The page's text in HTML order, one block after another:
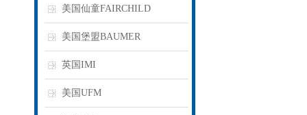
美国仙童FAIRCHILD
美国堡盟BAUMER
英国IMI
美国UFM